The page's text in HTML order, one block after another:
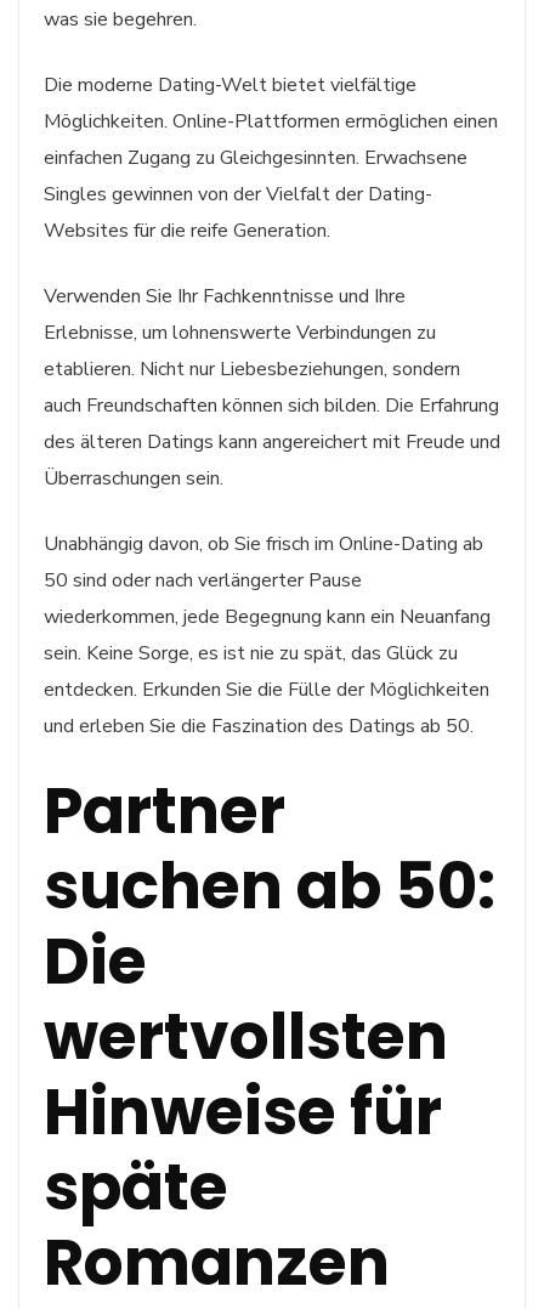
was sie begehren.
Die moderne Dating-Welt bietet vielfältige
Möglichkeiten. Online-Plattformen ermöglichen einen
einfachen Zugang zu Gleichgesinnten. Erwachsene
Singles gewinnen von der Vielfalt der Dating-
Websites für die reife Generation.
Verwenden Sie Ihr Fachkenntnisse und Ihre
Erlebnisse, um lohnenswerte Verbindungen zu
etablieren. Nicht nur Liebesbeziehungen, sondern
auch Freundschaften können sich bilden. Die Erfahrung
des älteren Datings kann angereichert mit Freude und
Überraschungen sein.
Unabhängig davon, ob Sie frisch im Online-Dating ab
50 sind oder nach verlängerter Pause
wiederkommen, jede Begegnung kann ein Neuanfang
sein. Keine Sorge, es ist nie zu spät, das Glück zu
entdecken. Erkunden Sie die Fülle der Möglichkeiten
und erleben Sie die Faszination des Datings ab 50.
Partner
suchen ab 50:
Die
wertvollsten
Hinweise für
späte
Romanzen